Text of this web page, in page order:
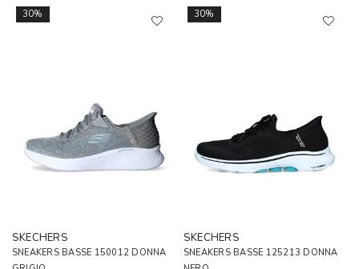
30%
SKECHERS
SNEAKERS BASSE 150012 DONNA
30%
SKECHERS
SNEAKERS BASSE 125213 DONNA